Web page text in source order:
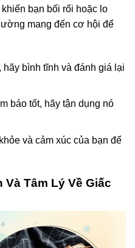
bạn bối rối hoặc lo
mang đến cơ hội để
bình tĩnh và đánh giá lại
báo tốt, hãy tận dụng nó
và cảm xúc của bạn để
Tâm Lý Về Giấc